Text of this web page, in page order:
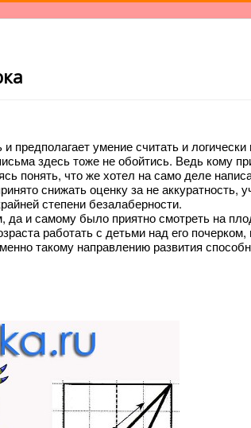
предполагает умение считать и
здесь тоже не обойтись. Ведь кому
понять, что же хотел на само деле
снижать оценку за не аккуратность,
степени безалаберности.
да и самому было приятно смотреть на
работать с детьми над его
такому направлению развития